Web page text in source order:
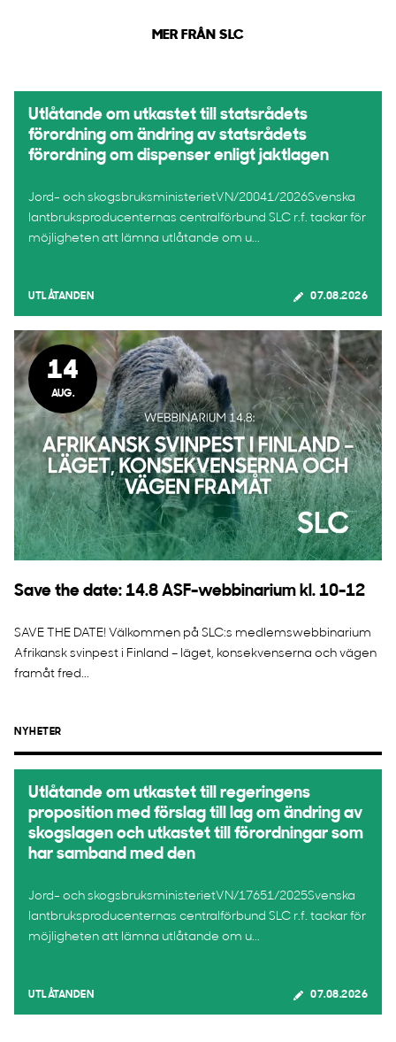
MER FRÅN SLC
Utlåtande om utkastet till statsrådets
förordning om ändring av statsrådets
förordning om dispenser enligt jaktlagen
Jord- och skogsbruksministerietVN/20041/2026Svenska
lantbruksproducenternas centralförbund SLC r.f. tackar för
möjligheten att lämna utlåtande om u...
UTLÅTANDEN 07.08.2026
14
AUG.
Save the date: 14.8 ASF-webbinarium kl. 10-12
SAVE THE DATE! Välkommen på SLC:s medlemswebbinarium
Afrikansk svinpest i Finland – läget, konsekvenserna och vägen
framåt fred...
NYHETER
Utlåtande om utkastet till regeringens
proposition med förslag till lag om ändring av
skogslagen och utkastet till förordningar som
har samband med den
Jord- och skogsbruksministerietVN/17651/2025Svenska
lantbruksproducenternas centralförbund SLC r.f. tackar för
möjligheten att lämna utlåtande om u...
UTLÅTANDEN 07.08.2026